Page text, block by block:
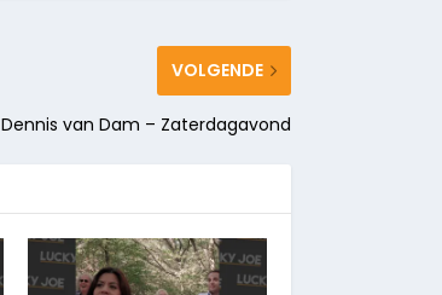
VOLGENDE
Dennis van Dam – Zaterdagavond